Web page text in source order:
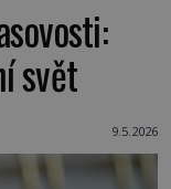
svět
9.5.2026